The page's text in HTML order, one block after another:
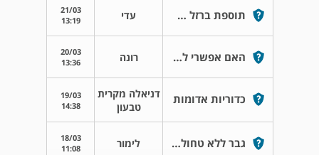
תוספת ברזל תינוקת בת 3 חודשים עדי
21/03
13:19
האם אפשרי לעשות קעקוע כשלוקחים קומדין? רונה
20/03
13:36
כדוריות אדומות
דניאלה מקרית
טבעון
19/03
14:38
גבר ללא טחול וכאבי שרירים בכל הגוף לימור
18/03
11:08